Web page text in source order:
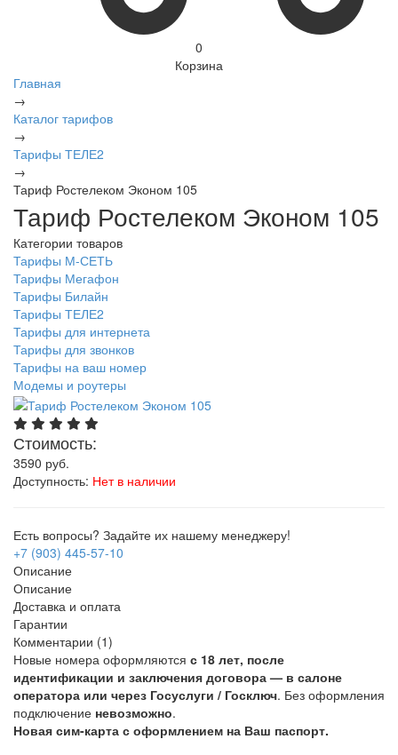
0
Корзина
Главная
→
Каталог тарифов
→
Тарифы ТЕЛЕ2
→
Тариф Ростелеком Эконом 105
Тариф Ростелеком Эконом 105
Категории товаров
Тарифы М-СЕТЬ
Тарифы Мегафон
Тарифы Билайн
Тарифы ТЕЛЕ2
Тарифы для интернета
Тарифы для звонков
Тарифы на ваш номер
Модемы и роутеры
Стоимость:
3590 руб.
Доступность: Нет в наличии
Есть вопросы? Задайте их нашему менеджеру!
+7 (903) 445-57-10
Описание
Описание
Доставка и оплата
Гарантии
Комментарии (1)
Новые номера оформляются с 18 лет, после
идентификации и заключения договора — в салоне
оператора или через Госуслуги / Госключ. Без оформления
подключение невозможно.
Новая сим-карта с оформлением на Ваш паспорт.